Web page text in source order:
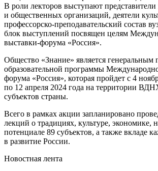
В роли лекторов выступают представители
и общественных организаций, деятели
профессорско-преподавательский состав
блок выступлений посвящен целям
выставки-форума «Россия».
Общество «Знание» является генеральным
образовательной программы
форума «Россия», которая пройдет с 4
по 12 апреля 2024 года на территории
субъектов страны.
Всего в рамках акции запланировано
лекций о традициях, культуре, экономике,
потенциале 89 субъектов, а также вкладе
в развитие России.
Новостная лента